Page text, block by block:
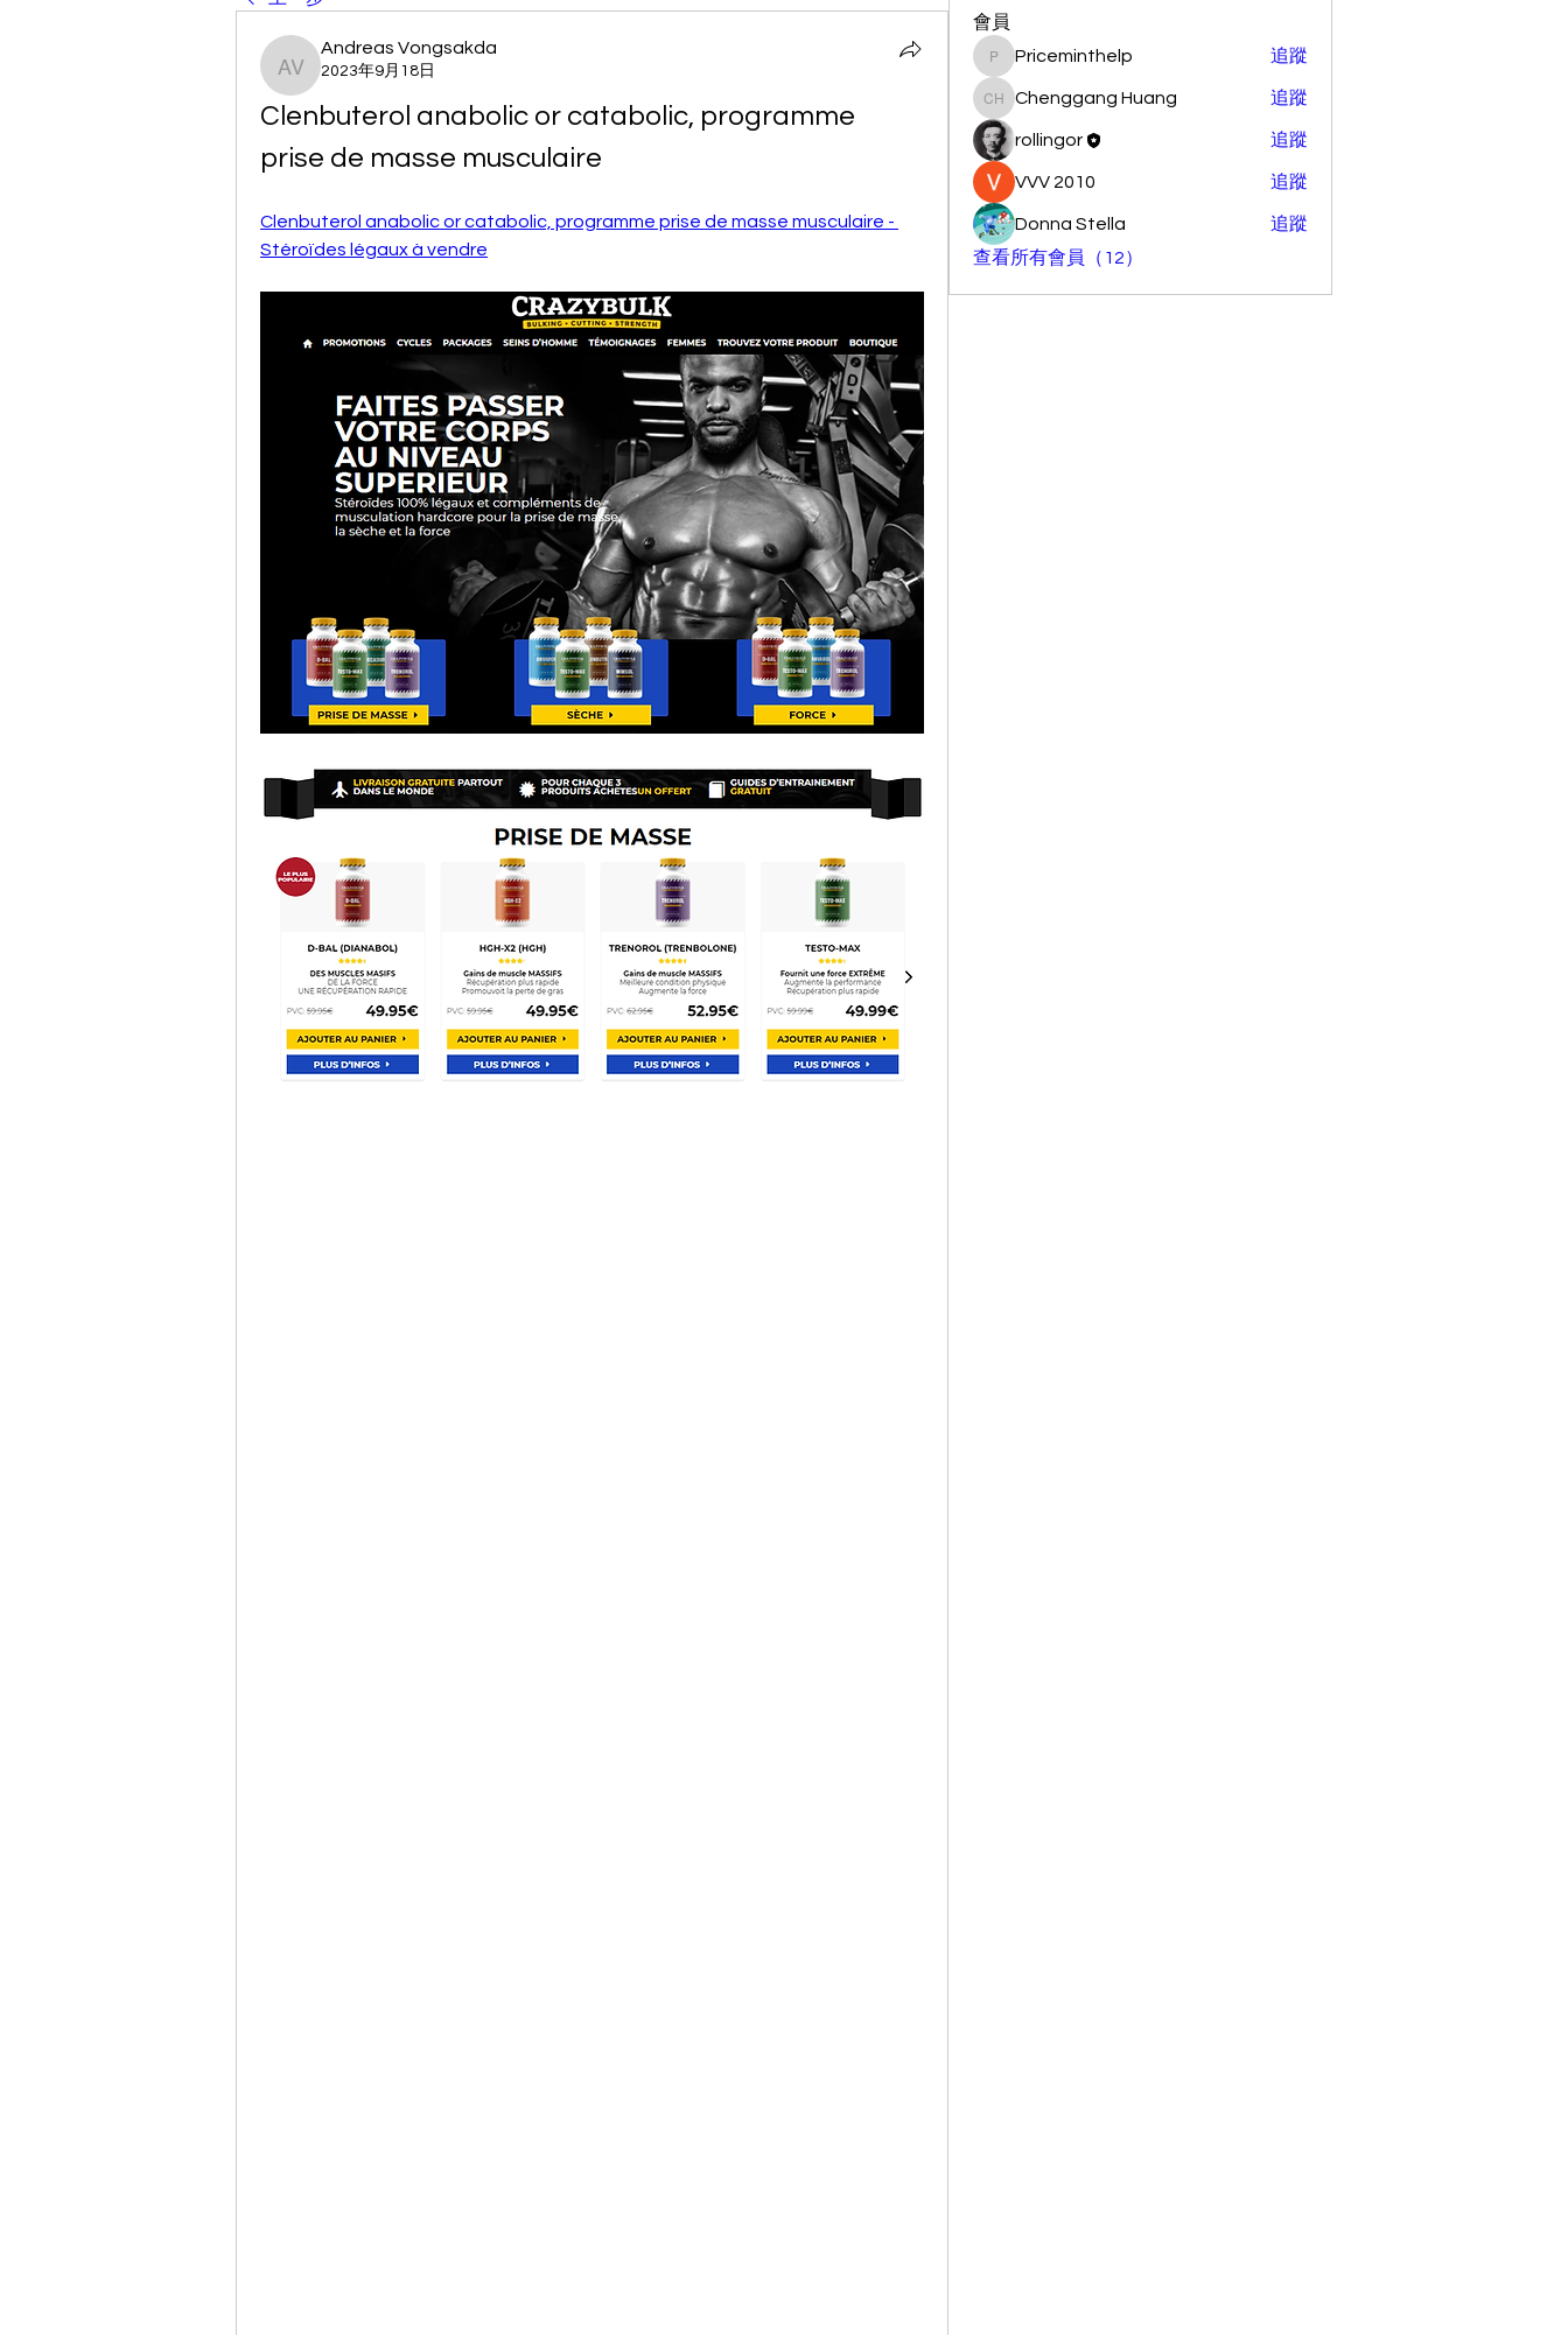
Andreas Vongsakda
Andreas Vongsakda
2023年9月18日
Clenbuterol anabolic or catabolic, programme
prise de masse musculaire
Clenbuterol anabolic or catabolic, programme prise de masse musculaire -
Stéroïdes légaux à vendre
會員
Priceminthelp
Priceminthelp 追蹤
Chenggang Huang
Chenggang Huang 追蹤
rollingor 追蹤
VVV 2010 追蹤
Donna Stella
追蹤
查看所有會員（12）